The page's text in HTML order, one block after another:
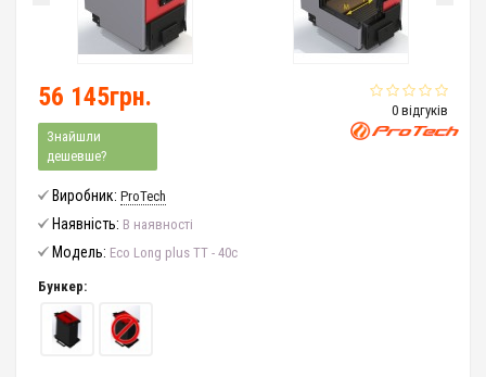
0 відгуків
56 145грн.
Знайшли
дешевше?
Виробник: ProTech
Наявність: В наявності
Модель: Eco Long plus ТТ - 40с
Бункер: